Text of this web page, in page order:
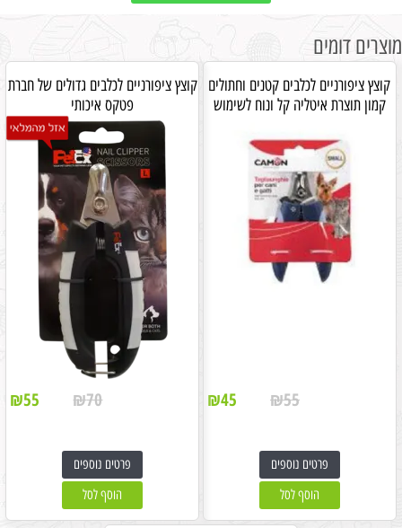
מוצרים דומים
קוצץ ציפורניים לכלבים קטנים וחתולים
קמון תוצרת איטליה קל ונוח לשימוש
₪55
₪45
פרטים נוספים
הוסף לסל
קוצץ ציפורניים לכלבים גדולים של חברת
פטקס איכותי
₪70
₪55
פרטים נוספים
הוסף לסל